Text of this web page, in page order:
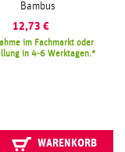
Bambus
12,73 €
im Fachmarkt oder
in 4-6 Werktagen.
WARENKORB